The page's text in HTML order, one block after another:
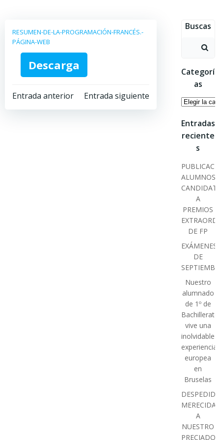
contenido
RESUMEN-DE-LA-PROGRAMACIÓN-FRANCÉS.-
PÁGINA-WEB
Descarga
Navegación
Entrada anterior
Navegación
Entrada siguiente
Buscas
Buscar:
Categorí
as
Entradas
reciente
s
ALUMNOS
A
PREMIOS
DE FP
EXÁMENES
DE
Nuestro
alumnado
de 1º de
Bachillerato
vive una
inolvidable
experiencia
europea
en
Bruselas
DESPEDIDA
MERECIDA
A
NUESTRO
PRECIADO